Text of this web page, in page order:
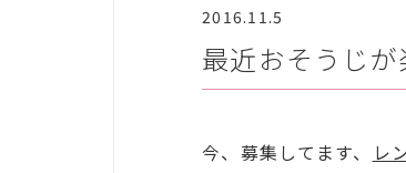
2016.11.5
最近おそうじが
今、募集してます、 レ